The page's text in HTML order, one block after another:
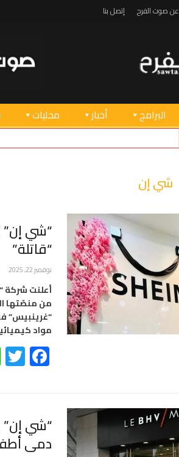
عن صوت الفرح إتصل بنا
البرامج أخبار محليات
شي إن
“شي إن”
“قاتلة”
نوفمبر 22, 2025
أعلنت شركة
من منصّتها
“غرينبيس”
مواد
“شي إن”
دمى